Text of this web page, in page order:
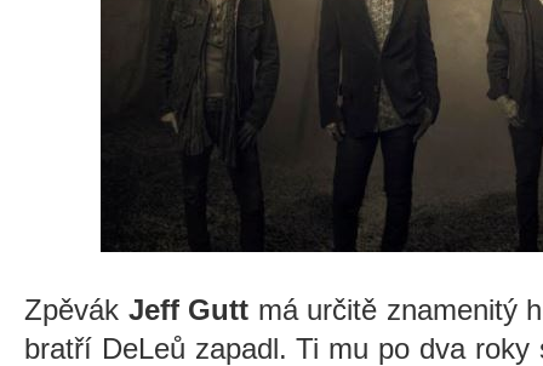
Zpěvák Jeff Gutt má určitě znamenitý
bratří DeLeů zapadl. Ti mu po dva roky